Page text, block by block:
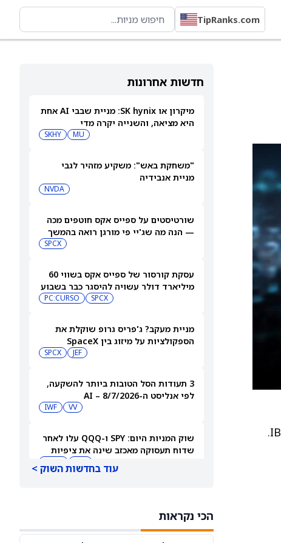
TipRanks.com
חדשות אחרונות
מיקרון או SK hynix: מניית שבבי AI אחת
היא מציאה, והשנייה יקרה מדי
MU
SKHY
"משחקת באש": משקיע מזהיר לגבי
מניית אנבידיה
NVDA
שורטיסטים על ספייס אקס חוטפים מכה
— הנה מה שג'יי פי מורגן רואה בהמשך
SPCX
עסקת קורסור של ספייס אקס בשווי 60
מיליארד דולר עשויה להיסגר כבר בשבוע
SPCX
PC:CURSO
מניית מעקב? ג'פריס גרופ שוקלת את
הספקולציות על מיזוג בין SpaceX
JEF
SPCX
3 תעודות הסל הטובות ביותר להשקעה,
לפי אנליסט ה-AI – 8/7/2026
VV
IWF
שוק המניות היום: SPY ו-QQQ עלו לאחר
שדוח תעסוקה מאכזב שינה את ציפיות
עוד בחדשות השוק >
הכי נקראות